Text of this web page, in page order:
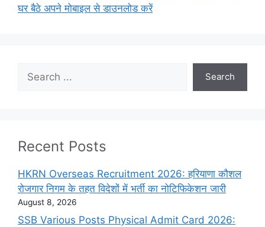
घर बैठे अपने मोबाइल से डाउनलोड करें
Search
Recent Posts
HKRN Overseas Recruitment 2026: हरियाणा कौशल
रोजगार निगम के तहत विदेशों में भर्ती का नोटिफिकेशन जारी
August 8, 2026
SSB Various Posts Physical Admit Card 2026: